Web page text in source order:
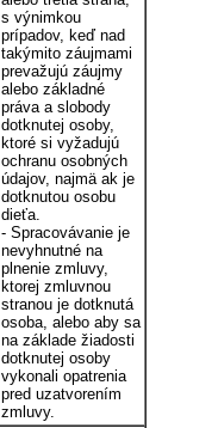
s výnimkou
prípadov, keď nad
takýmito záujmami
prevažujú záujmy
alebo základné
práva a slobody
dotknutej osoby,
ktoré si vyžadujú
ochranu osobných
údajov, najmä ak je
dotknutou osobu
dieťa.
- Spracovávanie je
nevyhnutné na
plnenie zmluvy,
ktorej zmluvnou
stranou je dotknutá
osoba, alebo aby sa
na základe žiadosti
dotknutej osoby
vykonali opatrenia
pred uzatvorením
zmluvy.